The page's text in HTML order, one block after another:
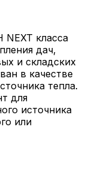
класса
дач,
и складских
в качестве
тепла.
для
источника
или